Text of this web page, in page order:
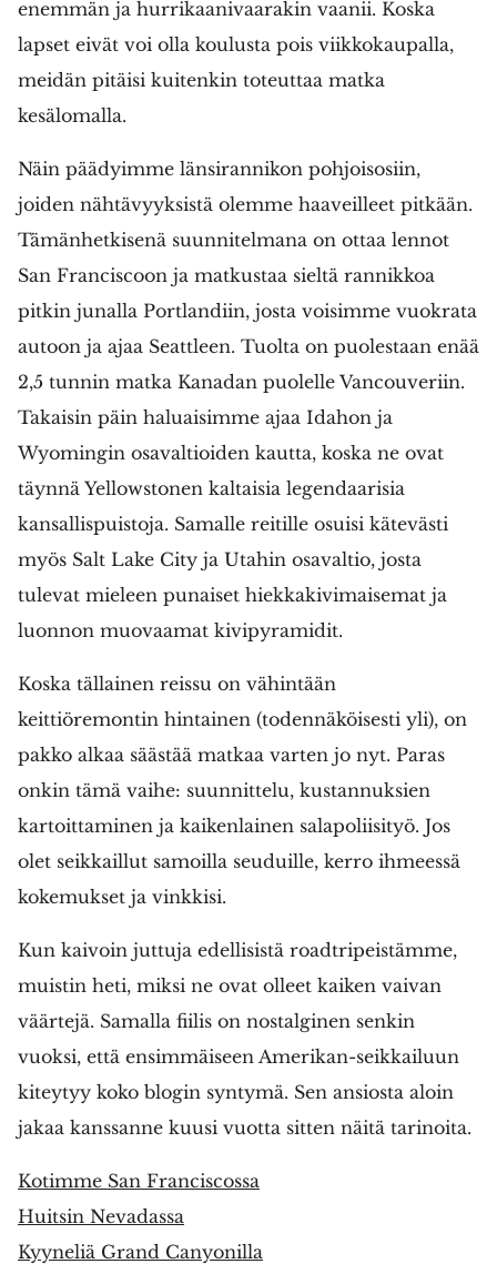
enemmän ja hurrikaanivaarakin vaanii. Koska
lapset eivät voi olla koulusta pois viikkokaupalla,
meidän pitäisi kuitenkin toteuttaa matka
kesälomalla.
Näin päädyimme länsirannikon pohjoisosiin,
joiden nähtävyyksistä olemme haaveilleet pitkään.
Tämänhetkisenä suunnitelmana on ottaa lennot
San Franciscoon ja matkustaa sieltä rannikkoa
pitkin junalla Portlandiin, josta voisimme vuokrata
autoon ja ajaa Seattleen. Tuolta on puolestaan enää
2,5 tunnin matka Kanadan puolelle Vancouveriin.
Takaisin päin haluaisimme ajaa Idahon ja
Wyomingin osavaltioiden kautta, koska ne ovat
täynnä Yellowstonen kaltaisia legendaarisia
kansallispuistoja. Samalle reitille osuisi kätevästi
myös Salt Lake City ja Utahin osavaltio, josta
tulevat mieleen punaiset hiekkakivimaisemat ja
luonnon muovaamat kivipyramidit.
Koska tällainen reissu on vähintään
keittiöremontin hintainen (todennäköisesti yli), on
pakko alkaa säästää matkaa varten jo nyt. Paras
onkin tämä vaihe: suunnittelu, kustannuksien
kartoittaminen ja kaikenlainen salapoliisityö. Jos
olet seikkaillut samoilla seuduille, kerro ihmeessä
kokemukset ja vinkkisi.
Kun kaivoin juttuja edellisistä roadtripeistämme,
muistin heti, miksi ne ovat olleet kaiken vaivan
väärtejä. Samalla fiilis on nostalginen senkin
vuoksi, että ensimmäiseen Amerikan-seikkailuun
kiteytyy koko blogin syntymä. Sen ansiosta aloin
jakaa kanssanne kuusi vuotta sitten näitä tarinoita.
Kotimme San Franciscossa
Huitsin Nevadassa
Kyyneliä Grand Canyonilla